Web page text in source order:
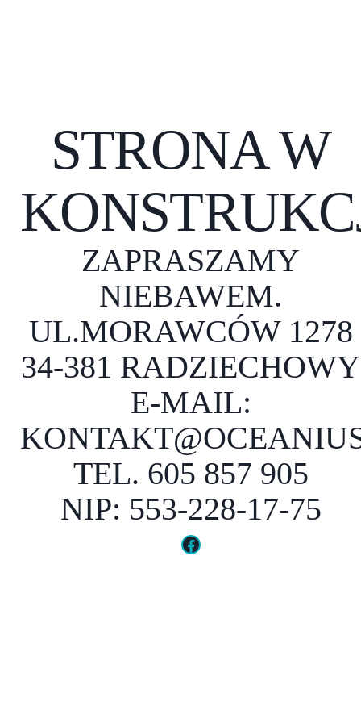
STRONA W
ZAPRASZAMY
NIEBAWEM.
UL.MORAWCÓW 1278
34-381 RADZIECHOWY
E-MAIL:
TEL. 605 857 905
NIP: 553-228-17-75
Facebook